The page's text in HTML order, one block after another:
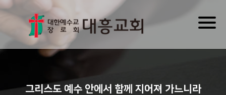
그리스도 예수 안에서 함께 지어져 가느니라